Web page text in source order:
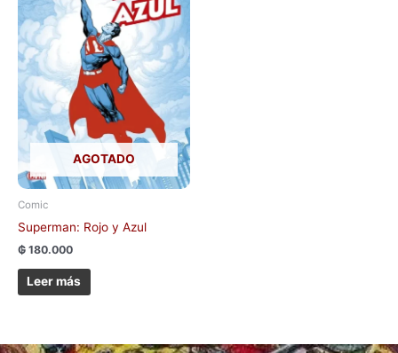
AGOTADO
Comic
Superman: Rojo y Azul
₲ 180.000
Leer más